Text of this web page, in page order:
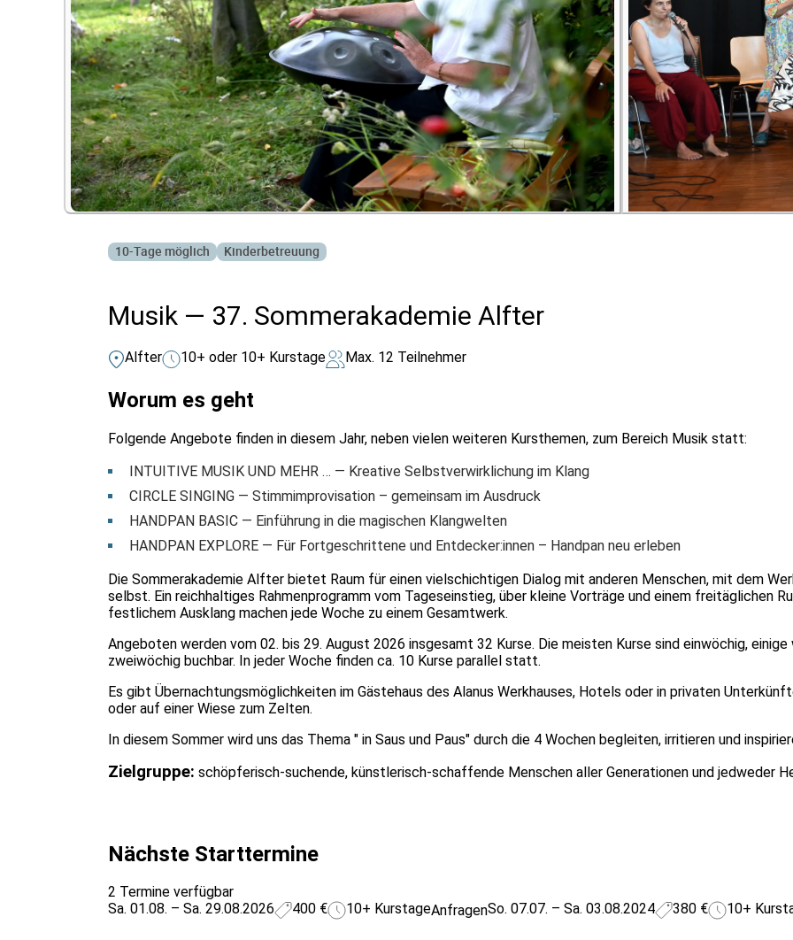
10-Tage möglich Kinderbetreuung
Musik — 37. Sommerakademie Alfter
Alfter 10+ oder 10+ Kurstage Max. 12 Teilnehmer
Worum es geht
Folgende Angebote finden in diesem Jahr, neben vielen weiteren Kursthemen, zum Bereich Musik statt:
INTUITIVE MUSIK UND MEHR … — Kreative Selbstverwirklichung im Klang
CIRCLE SINGING — Stimmimprovisation – gemeinsam im Ausdruck
HANDPAN BASIC — Einführung in die magischen Klangwelten
HANDPAN EXPLORE — Für Fortgeschrittene und Entdecker:innen – Handpan neu erleben
Die Sommerakademie Alfter bietet Raum für einen vielschichtigen Dialog mit anderen Menschen, mit dem
selbst. Ein reichhaltiges Rahmenprogramm vom Tageseinstieg, über kleine Vorträge und einem freitäglichen
festlichem Ausklang machen jede Woche zu einem Gesamtwerk.
Angeboten werden vom 02. bis 29. August 2026 insgesamt 32 Kurse. Die meisten Kurse sind einwöchig, einige
zweiwöchig buchbar. In jeder Woche finden ca. 10 Kurse parallel statt.
Es gibt Übernachtungsmöglichkeiten im Gästehaus des Alanus Werkhauses, Hotels oder in privaten
oder auf einer Wiese zum Zelten.
In diesem Sommer wird uns das Thema " in Saus und Paus" durch die 4 Wochen begleiten, irritieren und
Zielgruppe: schöpferisch-suchende, künstlerisch-schaffende Menschen aller Generationen und jedweder
Nächste Starttermine
2 Termine verfügbar
Sa. 01.08. – Sa. 29.08.2026
400 € 10+ KurstageAnfragenSo. 07.07. – Sa. 03.08.2024 380 € 10+